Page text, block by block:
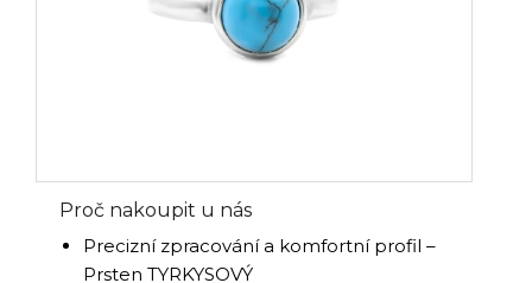
Proč nakoupit u nás
Precizní zpracování a komfortní profil –
Prsten TYRKYSOVÝ